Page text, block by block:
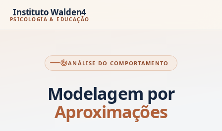
Instituto Walden4
PSICOLOGIA & EDUCAÇÃO
track_changesANÁLISE DO COMPORTAMENTO
Modelagem por
Aproximações